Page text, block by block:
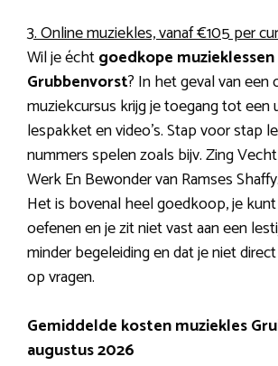
3. Online muziekles, vanaf €105 per
Wil je échtgoedkope
Grubbenvorst? In het geval van een
muziekcursus krijg je toegang tot een
lespakket en video’s. Stap voor stap
nummers spelen zoals bijv. Zing
Werk En Bewonder van Ramses
Het is bovenal heel goedkoop, je
oefenen en je zit niet vast aan een
minder begeleiding en dat je niet
op vragen.
Gemiddelde kosten muziekles
augustus 2026